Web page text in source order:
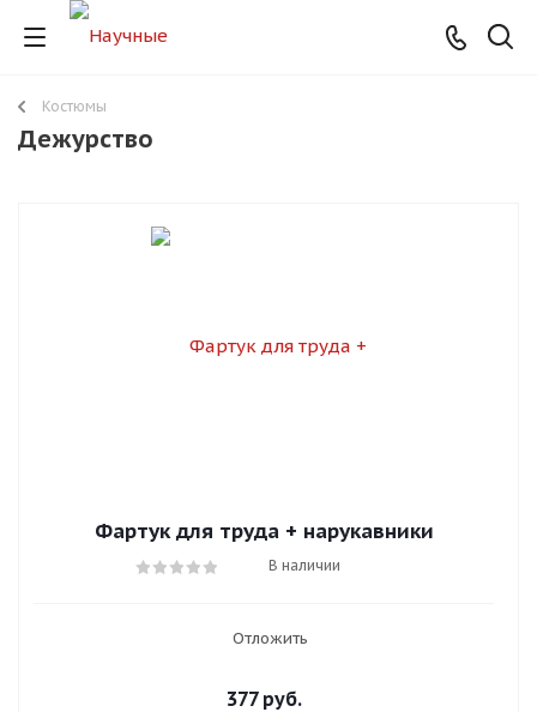
Костюмы
Дежурство
Фартук для труда + нарукавники
В наличии
Отложить
377руб.